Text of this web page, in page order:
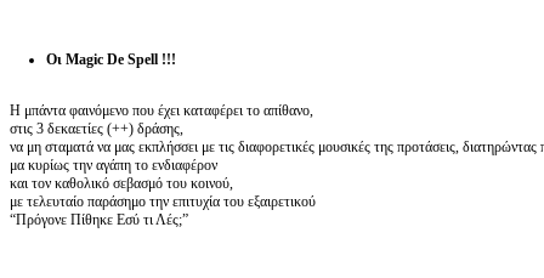
Οι Magic De Spell !!!
Η μπάντα φαινόμενο που έχει καταφέρει το απίθανο,
στις 3 δεκαετίες (++) δράσης,
να μη σταματά να μας εκπλήσσει με τις διαφορετικές μουσικές της προτάσεις,
μα κυρίως την αγάπη το ενδιαφέρον
και τον καθολικό σεβασμό του κοινού,
με τελευταίο παράσημο την επιτυχία του εξαιρετικού
“Πρόγονε Πίθηκε Εσύ τι Λές;”